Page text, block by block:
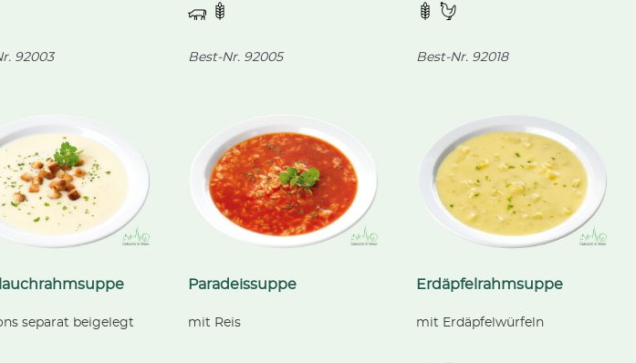
92003 Best-Nr. 92005 Best-Nr. 92018
separat beigelegt
Paradeissuppe
mit Reis
Erdäpfelrahmsuppe
mit Erdäpfelwürfeln